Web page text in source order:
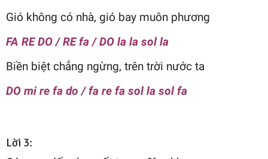
Gió không có nhà, gió bay muôn phương
FA RE DO / RE fa / DO la la sol la
Biền biệt chẳng ngừng, trên trời nước ta
DO mi re fa do / fa re fa sol la sol fa
Lời 3: